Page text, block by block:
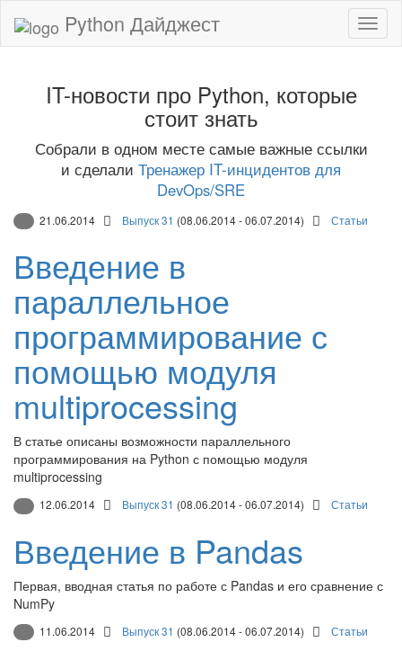
Python Дайджест
IT-новости про Python, которые
стоит знать
Собрали в одном месте самые важные ссылки
и сделали Тренажер IT-инцидентов для
DevOps/SRE
21.06.2014 Выпуск 31 (08.06.2014 - 06.07.2014) Статьи
Введение в
параллельное
программирование с
помощью модуля
multiprocessing
В статье описаны возможности параллельного
программирования на Python с помощью модуля
multiprocessing
12.06.2014 Выпуск 31 (08.06.2014 - 06.07.2014) Статьи
Введение в Pandas
Первая, вводная статья по работе с Pandas и его сравнение с
NumPy
11.06.2014 Выпуск 31 (08.06.2014 - 06.07.2014) Статьи